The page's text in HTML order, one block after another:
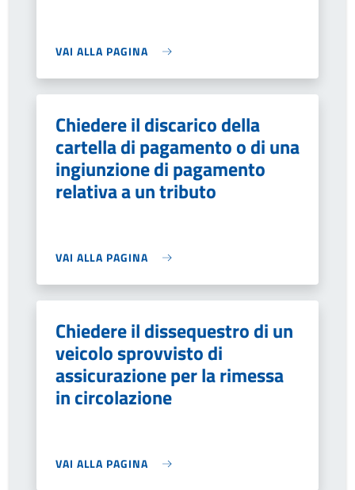
VAI ALLA PAGINA
Chiedere il discarico della
cartella di pagamento o di una
ingiunzione di pagamento
relativa a un tributo
VAI ALLA PAGINA
Chiedere il dissequestro di un
veicolo sprovvisto di
assicurazione per la rimessa
in circolazione
VAI ALLA PAGINA